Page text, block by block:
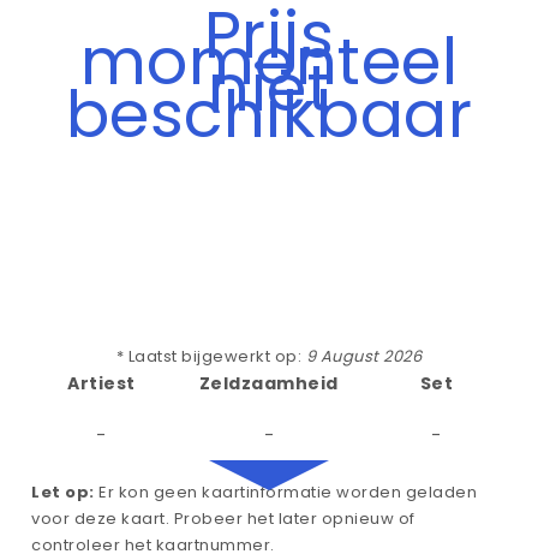
Prijs
momenteel
niet
beschikbaar
* Laatst bijgewerkt op: 9 August 2026
Artiest
-
Zeldzaamheid
-
Set
-
Let op: Er kon geen kaartinformatie worden geladen
voor deze kaart. Probeer het later opnieuw of
controleer het kaartnummer.